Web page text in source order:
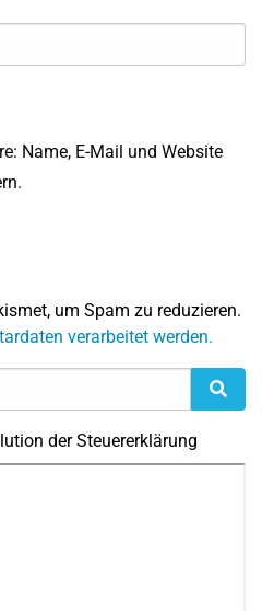
Name, E-Mail und Website
um Spam zu reduzieren.
verarbeitet werden.
der Steuererklärung